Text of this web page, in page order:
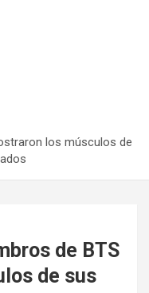
los músculos de
de BTS
de sus